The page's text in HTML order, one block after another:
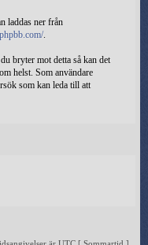
laddas ner från
.
bryter mot detta så kan det
helst. Som användare
som kan leda till att